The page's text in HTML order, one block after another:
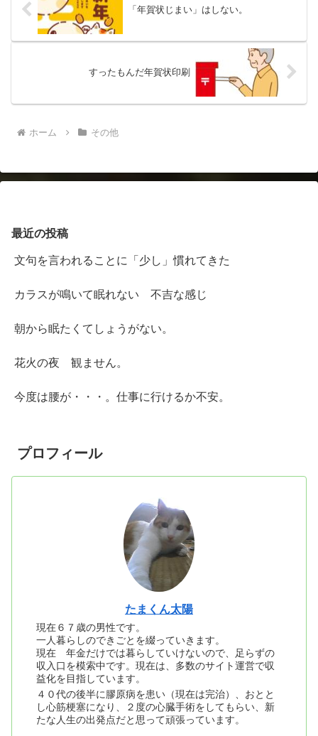
「年賀状じまい」はしない。
すったもんだ年賀状印刷
ホーム その他
最近の投稿
文句を言われることに「少し」慣れてきた
カラスが鳴いて眠れない 不吉な感じ
朝から眠たくてしょうがない。
花火の夜 観ません。
今度は腰が・・・。仕事に行けるか不安。
プロフィール
たまくん太陽
現在６７歳の男性です。
一人暮らしのできごとを綴っていきます。
現在 年金だけでは暮らしていけないので、足らずの
収入口を模索中です。現在は、多数のサイト運営で収
益化を目指しています。
４０代の後半に膠原病を患い（現在は完治）、おとと
し心筋梗塞になり、２度の心臓手術をしてもらい、新
たな人生の出発点だと思って頑張っています。